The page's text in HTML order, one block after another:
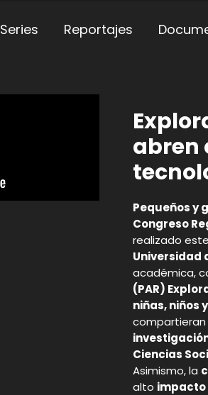
Series Reportajes
abren
Pequeños y
Congreso
realizado
Universidad
académica,
(PAR)
niñas, niños
compartieran
Ciencias
Asimismo, la
alto impacto